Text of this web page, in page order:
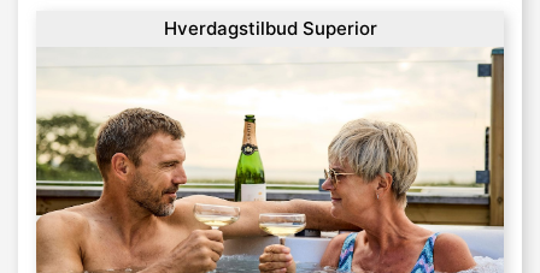
Hverdagstilbud Superior